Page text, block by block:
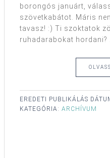
borongós januárt,
szövetkabátot. Máris
tavasz! :) Ti szoktatok
ruhadarabokat hordani?
EREDETI PUBLIKÁLÁS
KATEGÓRIA: ARCHÍVUM